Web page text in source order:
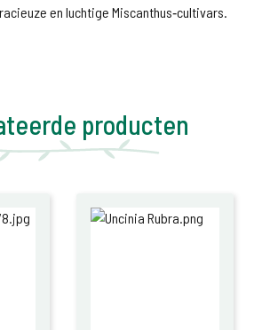
en luchtige Miscanthus‑cultivars.
producten